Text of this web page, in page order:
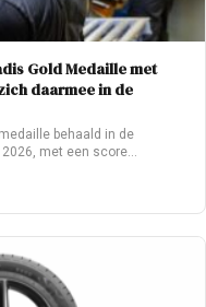
Gold Medaille met
daarmee in de
behaald in de
met een score…